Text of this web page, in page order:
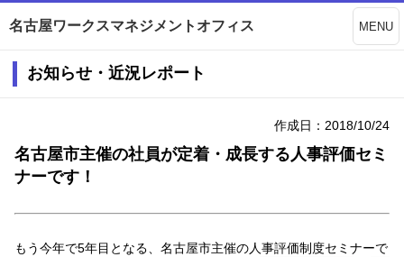
名古屋ワークスマネジメントオフィス MENU
お知らせ・近況レポート
作成日：2018/10/24
名古屋市主催の社員が定着・成長する人事評価セミ
ナーです！
もう今年で5年目となる、名古屋市主催の人事評価制度セミナーで